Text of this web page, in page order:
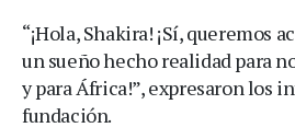
“¡Hola, Shakira! ¡Sí, queremos
un sueño hecho realidad para
y para África!”, expresaron los
fundación.